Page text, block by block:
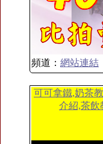
頻道： 網站連結
可可拿鐵,奶茶
介紹,茶飲